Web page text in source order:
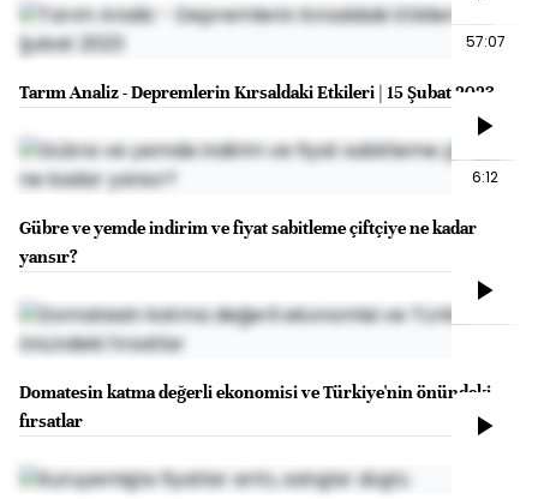
57:07
Tarım Analiz - Depremlerin Kırsaldaki Etkileri | 15 Şubat 2023
6:12
Gübre ve yemde indirim ve fiyat sabitleme çiftçiye ne kadar
yansır?
Domatesin katma değerli ekonomisi ve Türkiye'nin önündeki
fırsatlar